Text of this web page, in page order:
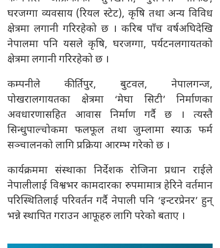
घरजग्गा व्यवसाय (रियल स्टेट), कृषि तथा अन्य विविध
क्षेत्रमा लगानी गरिरहेको छ । करिब पाँच वर्षअघिदेखि
नेपालमा पनि यसले कृषि, घरजग्गा, पर्यटनलगायतको
क्षेत्रमा लगानी गरिरहेको छ ।
कम्पनीले कीर्तिपुर, बुटवल, नेपालगन्ज,
पोखरालगायतका क्षेत्रमा ‘मेघा सिटी’ निर्माणका
अवधारणासहित आवास निर्माण गर्दै छ । त्यस्तै
सिन्धुपाल्चोकमा फलफूल तथा जुम्लामा स्याऊ फर्म
सञ्चालनको लागि प्रक्रिया आरम्भ गरेको छ ।
कार्यक्रममा संस्थाका निर्देशक रोजिना प्रधान राईले
नेपालीलाई विश्वभर कामदारका रुपमामात्र हेरिने वर्तमान
परिस्थितिलाई परिवर्तन गर्दै नेपाली पनि ‘इन्टरप्रेनर’ हुन्
भन्ने स्थापित गराउन आफूहरु लागि परेको बताए ।